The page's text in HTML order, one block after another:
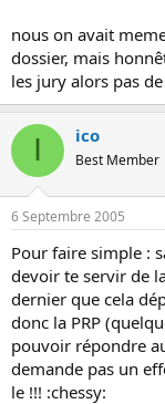
nous on avait
dossier, mais
les jury alors pas
I ico
Best Member
6 Septembre 2005
Pour faire simple :
devoir te servir de
dernier que cela
donc la PRP
pouvoir répondre
demande pas un
le !!! :chessy: